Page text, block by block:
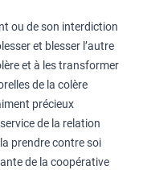
ou de son interdiction
et blesser l’autre
et à les transformer
de la colère
précieux
de la relation
prendre contre soi
de la coopérative